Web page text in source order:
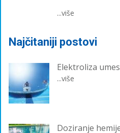
...više
Najčitaniji postovi
Elektroliza
...više
Doziranje